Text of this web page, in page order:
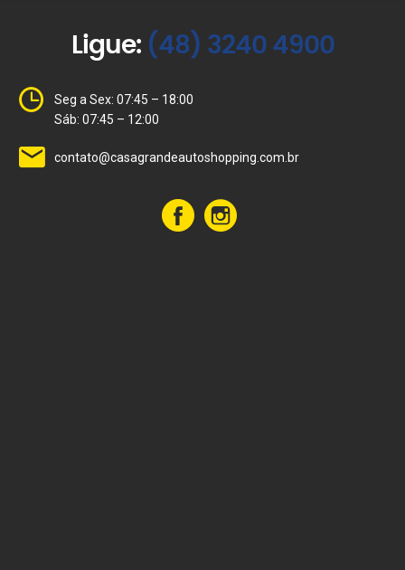
Ligue: (48) 3240 4900
Seg a Sex: 07:45 – 18:00
Sáb: 07:45 – 12:00
contato@casagrandeautoshopping.com.br